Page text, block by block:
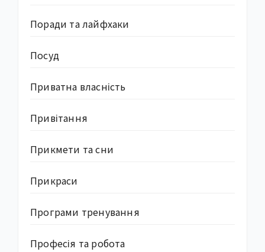
Поради та лайфхаки
Посуд
Приватна власність
Привітання
Прикмети та сни
Прикраси
Програми тренування
Професія та робота